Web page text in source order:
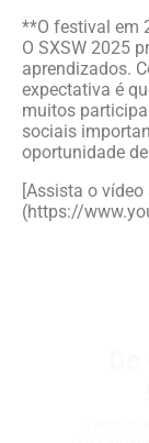
**O festival em
O SXSW 2025
aprendizados.
expectativa é
muitos
sociais
oportunidade
[Assista o vídeo
(https://